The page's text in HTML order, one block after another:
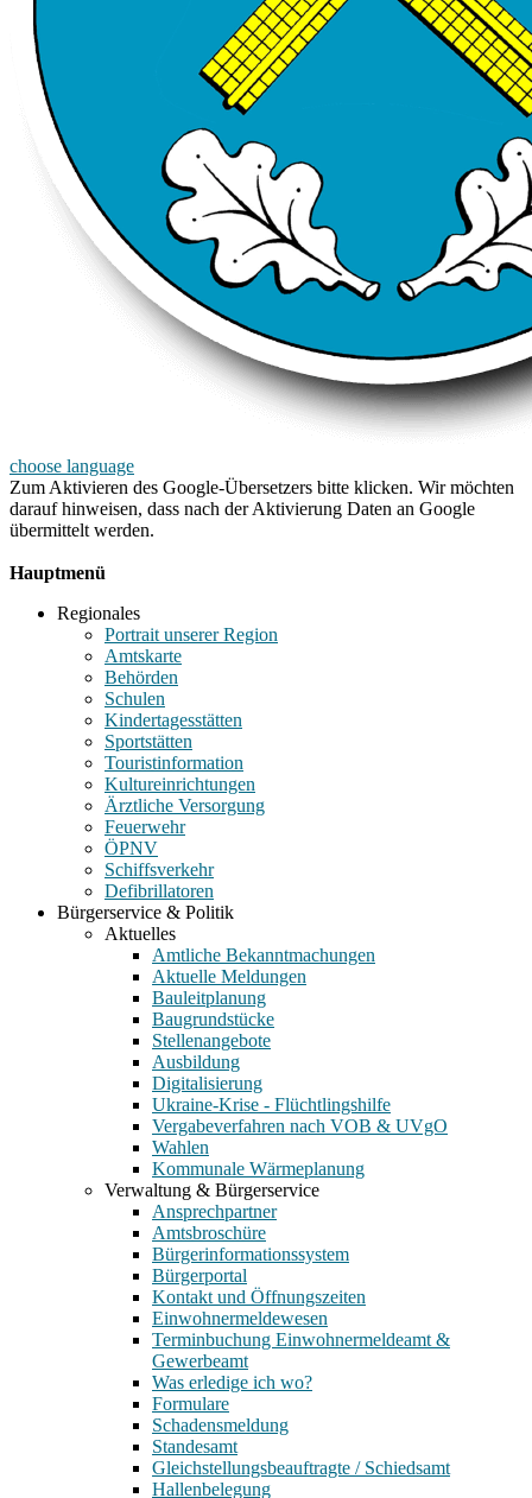
choose language
Zum Aktivieren des Google-Übersetzers bitte klicken. Wir möchten
darauf hinweisen, dass nach der Aktivierung Daten an Google
übermittelt werden.
Hauptmenü
Regionales
Portrait unserer Region
Amtskarte
Behörden
Schulen
Kindertagesstätten
Sportstätten
Touristinformation
Kultureinrichtungen
Ärztliche Versorgung
Feuerwehr
ÖPNV
Schiffsverkehr
Defibrillatoren
Bürgerservice & Politik
Aktuelles
Amtliche Bekanntmachungen
Aktuelle Meldungen
Bauleitplanung
Baugrundstücke
Stellenangebote
Ausbildung
Digitalisierung
Ukraine-Krise - Flüchtlingshilfe
Vergabeverfahren nach VOB & UVgO
Wahlen
Kommunale Wärmeplanung
Verwaltung & Bürgerservice
Ansprechpartner
Amtsbroschüre
Bürgerinformationssystem
Bürgerportal
Kontakt und Öffnungszeiten
Einwohnermeldewesen
Terminbuchung Einwohnermeldeamt &
Gewerbeamt
Was erledige ich wo?
Formulare
Schadensmeldung
Standesamt
Gleichstellungsbeauftragte / Schiedsamt
Hallenbelegung